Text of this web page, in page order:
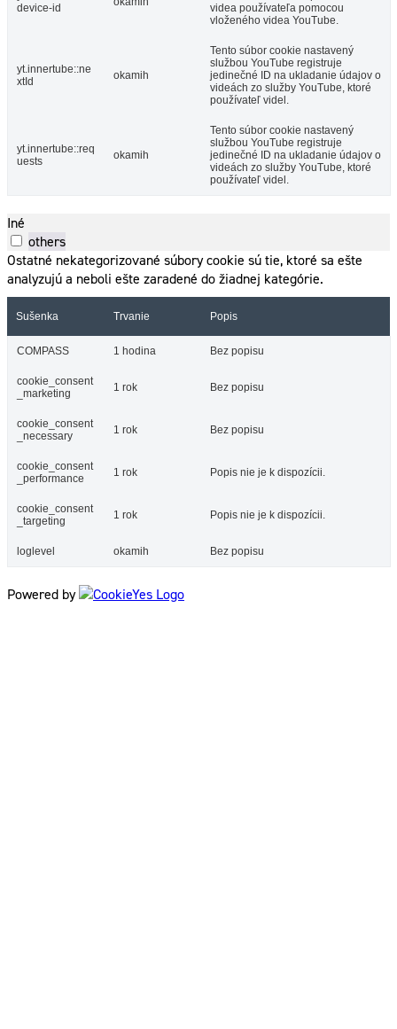
device-id
videa používateľa pomocou
vloženého videa YouTube.
yt.innertube::ne
xtId
okamih
Tento súbor cookie nastavený
službou YouTube registruje
jedinečné ID na ukladanie údajov o
videách zo služby YouTube, ktoré
používateľ videl.
yt.innertube::req
uests
okamih
Tento súbor cookie nastavený
službou YouTube registruje
jedinečné ID na ukladanie údajov o
videách zo služby YouTube, ktoré
používateľ videl.
Iné
others
Ostatné nekategorizované súbory cookie sú tie, ktoré sa ešte
analyzujú a neboli ešte zaradené do žiadnej kategórie.
Sušenka Trvanie Popis
COMPASS 1 hodina Bez popisu
cookie_consent
_marketing
1 rok Bez popisu
cookie_consent
_necessary
1 rok Bez popisu
cookie_consent
_performance
1 rok Popis nie je k dispozícii.
cookie_consent
_targeting
1 rok Popis nie je k dispozícii.
loglevel okamih Bez popisu
Powered by